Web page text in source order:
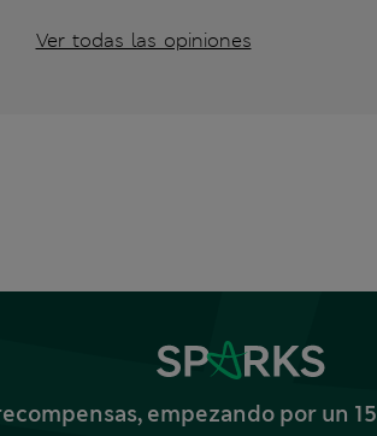
Ver todas las opiniones
empezando por un